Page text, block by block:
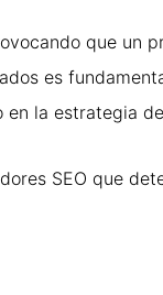
que un
es
la estrategia de
SEO que